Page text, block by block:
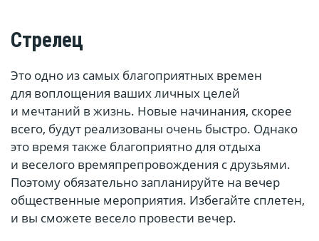
Стрелец
Это одно из самых благоприятных времен
для воплощения ваших личных целей
и мечтаний в жизнь. Новые начинания, скорее
всего, будут реализованы очень быстро. Однако
это время также благоприятно для отдыха
и веселого времяпрепровождения с друзьями.
Поэтому обязательно запланируйте на вечер
общественные мероприятия. Избегайте сплетен,
и вы сможете весело провести вечер.